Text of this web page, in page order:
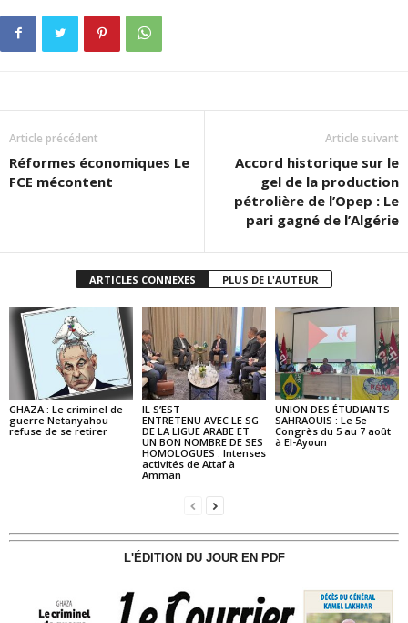
Article précédent
Réformes économiques Le
FCE mécontent
Article suivant
Accord historique sur le
gel de la production
pétrolière de l’Opep : Le
pari gagné de l’Algérie
ARTICLES CONNEXES PLUS DE L'AUTEUR
GHAZA : Le criminel de
guerre Netanyahou
refuse de se retirer
IL S’EST
ENTRETENU AVEC LE SG
DE LA LIGUE ARABE ET
UN BON NOMBRE DE SES
HOMOLOGUES : Intenses
activités de Attaf à
Amman
UNION DES ÉTUDIANTS
SAHRAOUIS : Le 5e
Congrès du 5 au 7 août
à El-Ayoun
L'ÉDITION DU JOUR EN PDF